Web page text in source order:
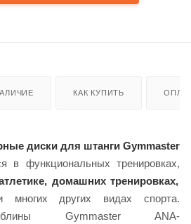
КАК КУПИТЬ
диски для штанги Gymmaster
в функциональных тренировках,
домашних тренировках,
других видах спорта.
блины Gymmaster ANA-